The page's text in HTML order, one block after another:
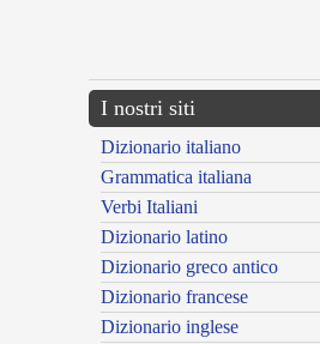
I nostri siti
Dizionario italiano
Grammatica italiana
Verbi Italiani
Dizionario latino
Dizionario greco antico
Dizionario francese
Dizionario inglese